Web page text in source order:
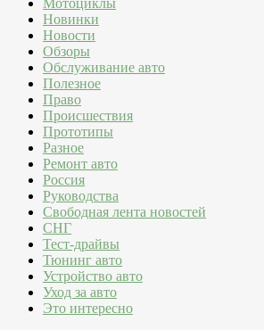
Мотоциклы
Новинки
Новости
Обзоры
Обслуживание авто
Полезное
Право
Происшествия
Прототипы
Разное
Ремонт авто
Россия
Руководства
Свободная лента новостей
СНГ
Тест-драйвы
Тюнинг авто
Устройство авто
Уход за авто
Это интересно